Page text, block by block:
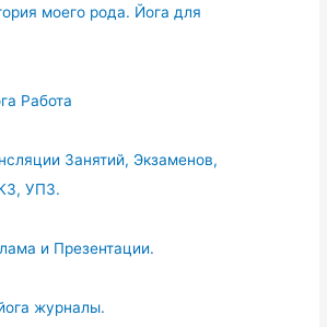
моего рода. Йога для
Работа
Занятий, Экзаменов,
УПЗ.
и Презентации.
журналы.